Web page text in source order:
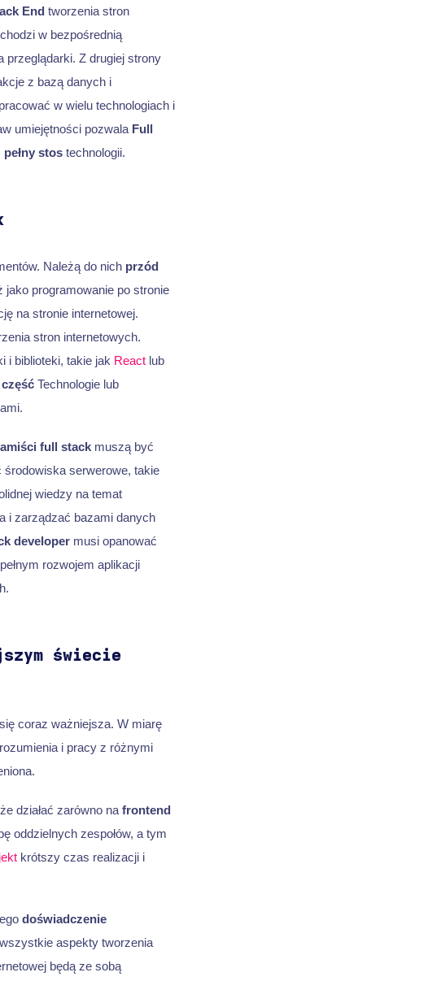
End tworzenia stron
w bezpośrednią
przeglądarki. Z drugiej strony
z bazą danych i
w wielu technologiach i
umiejętności pozwala Full
pełny stostechnologii.
Należą do nich przód
jako programowanie po stronie
na stronie internetowej.
stron internetowych.
i biblioteki, takie jak Reactlub
Technologie lub
full stackmuszą być
środowiska serwerowe, takie
wiedzy na temat
i zarządzać bazami danych
developermusi opanować
rozwojem aplikacji
świecie
coraz ważniejsza. W miarę
i pracy z różnymi
działać zarówno na frontend
oddzielnych zespołów, a tym
krótszy czas realizacji i
doświadczenie
aspekty tworzenia
będą ze sobą